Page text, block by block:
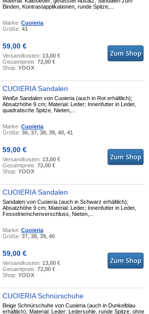
Binden, Kontrastapplikationen, runde Spitze,...
Marke:Cuoieria
Größe:41
59,00 €
Versandkosten:13,00 €
Gesamtpreis:72,00 €
Shop:YOOX
CUOIERIA Sandalen
Weiße Sandalen von Cuoieria (auch in Rot erhältlich);
Absatzhöhe 9 cm; Material: Leder; Innenfutter in Leder,
quadratische Spitze, Nieten,...
Marke:Cuoieria
Größe:36, 37, 38, 39, 40, 41
59,00 €
Versandkosten:13,00 €
Gesamtpreis:72,00 €
Shop:YOOX
CUOIERIA Sandalen
Sandalen von Cuoieria (auch in Schwarz erhältlich);
Absatzhöhe 9 cm; Material: Leder; Innenfutter in Leder,
Fesselriemchenverschluss, Nieten,...
Marke:Cuoieria
Größe:37, 38, 39, 40
59,00 €
Versandkosten:13,00 €
Gesamtpreis:72,00 €
Shop:YOOX
CUOIERIA Schnürschuhe
Beige Schnürschuhe von Cuoieria (auch in Dunkelblau
erhältlich); Material: Leder; Ledersohle, runde Spitze, ohne